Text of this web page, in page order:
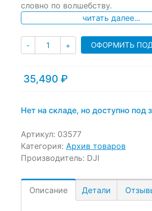
словно по волшебству.
читать далее...
- Количество
+ ОФОРМИТЬ
35,490 ₽
Нет на складе, но доступно под
Артикул: 03577
Категория: Архив товаров
Производитель: DJI
Описание Детали